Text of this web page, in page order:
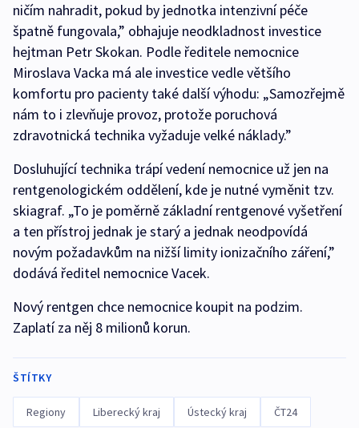
ničím nahradit, pokud by jednotka intenzivní péče
špatně fungovala,” obhajuje neodkladnost investice
hejtman Petr Skokan. Podle ředitele nemocnice
Miroslava Vacka má ale investice vedle většího
komfortu pro pacienty také další výhodu: „Samozřejmě
nám to i zlevňuje provoz, protože poruchová
zdravotnická technika vyžaduje velké náklady.”
Dosluhující technika trápí vedení nemocnice už jen na
rentgenologickém oddělení, kde je nutné vyměnit tzv.
skiagraf. „To je poměrně základní rentgenové vyšetření
a ten přístroj jednak je starý a jednak neodpovídá
novým požadavkům na nižší limity ionizačního záření,”
dodává ředitel nemocnice Vacek.
Nový rentgen chce nemocnice koupit na podzim.
Zaplatí za něj 8 milionů korun.
ŠTÍTKY
Regiony Liberecký kraj Ústecký kraj ČT24